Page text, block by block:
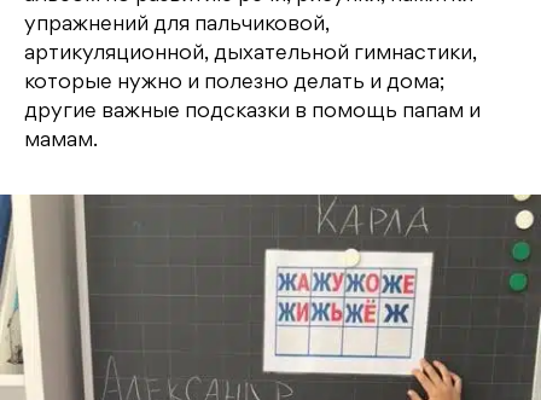
упражнений для пальчиковой,
артикуляционной, дыхательной гимнастики,
которые нужно и полезно делать и дома;
другие важные подсказки в помощь папам и
мамам.